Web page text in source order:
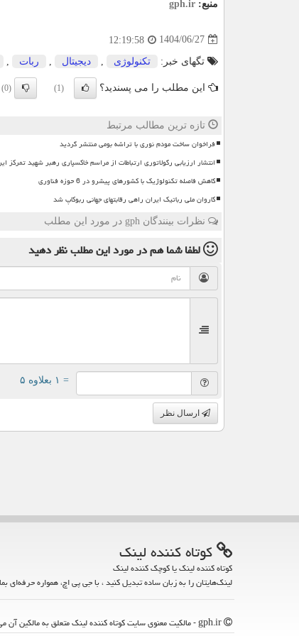
منبع: gph.ir
1404/06/27
12:19:58
تگهای خبر: تكنولوژی دیجیتال ربات
این مطلب را می پسندید؟ (1)
(0)
تازه ترین مطالب مرتبط
فراخوان ساخت مودم نوری با تراشه بومی منتشر گردید
انتشار ارزیابی رگولاتوری ارتباطات از مراسم خاکسپاری رهبر شهید تمرکز
کاهش فاصله تکنولوژیک با کشورهای پیشرو در 6 حوزه فناوری
کاروان ملی رباتیک ایران راهی رقابتهای جهانی ربوکاپ شد
نظرات بینندگان gph در مورد این مطلب
لطفا شما همدر مورد این مطلبنظر دهید
= ۱ بعلاوه ۵
ارسال نظر
كوتاه كننده لینك
کوتاه کننده لینک یا کوچک کننده لینک
لینک‌هایتان را به زبان ساده تبدیل کنید ، با جی پی اچ، همواره حرفه‌ای